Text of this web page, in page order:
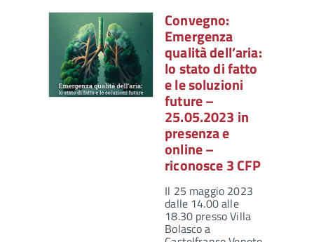
Convegno:
Emergenza
qualità dell’aria:
lo stato di fatto
e le soluzioni
future –
25.05.2023 in
presenza e
online –
riconosce 3 CFP
Il 25 maggio 2023
dalle 14.00 alle
18.30 presso Villa
Bolasco a